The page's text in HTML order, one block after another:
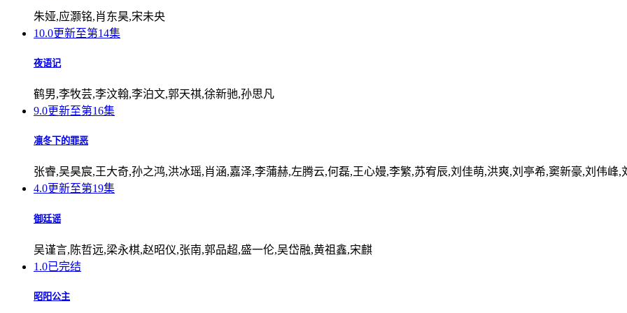
朱娅,应灏铭,肖东昊,宋未央
10.0更新至第14集
夜语记
鹤男,李牧芸,李汶翰,李泊文,郭天祺,徐新驰,孙思凡
9.0更新至第16集
凛冬下的罪恶
张睿,吴昊宸,王大奇,孙之鸿,洪冰瑶,肖涵,嘉泽,李蒲赫,左腾云,何磊,王心嫚,李繁,苏宥辰,刘佳萌,洪爽,刘亭希,窦新豪,刘伟峰,
4.0更新至第19集
御廷谣
吴谨言,陈哲远,梁永棋,赵昭仪,张南,郭品超,盛一伦,吴岱融,黄祖鑫,宋麒
1.0已完结
昭阳公主